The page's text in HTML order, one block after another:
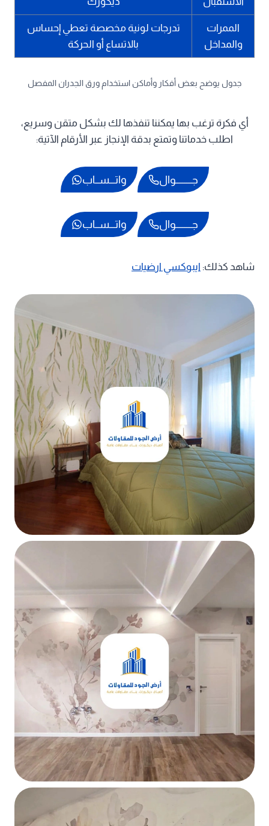
الممرات
والمداخل
تدرجات لونية مخصصة تعطي إحساس
بالاتساع أو الحركة
جدول يوضح بعض أفكار وأماكن استخدام ورق الجدران المفصل
أي فكرة ترغب بها يمكننا تنفذها لك بشكل متقن وسريع،
اطلب خدماتنا وتمتع بدقة الإنجاز عبر الأرقام الآتية:
جـــــــــوال واتـــســاب
جـــــــــوال واتـــســاب
شاهد كذلك: ايبوكسي ارضيات